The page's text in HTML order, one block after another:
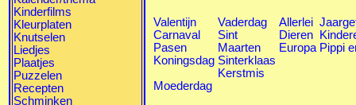
Kinderfilms
Kleurplaten
Knutselen
Liedjes
Plaatjes
Puzzelen
Recepten
Schminken
Valentijn
Carnaval
Pasen
Koningsdag
Moederdag
Vaderdag
Sint
Maarten
Sinterklaas
Kerstmis
Allerlei
Dieren
Europa Pippi